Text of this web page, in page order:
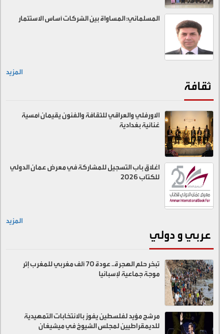
المسلماني: المساواة بين الشركات أساس الاستثمار
المزيد
ثقافة
الاورفلي والعراقي للثقافة والفنون يقيمان أمسية
غنائية بغدادية
اغلاق باب التسجيل للمشاركة في معرض عمان الدولي
للكتاب 2026
المزيد
عربي و دولي
تبخر حلم الهجرة.. عودة 70 ألف مغربي للمغرب إثر
موجة جماعية لإسبانيا
مرشح مؤيد لفلسطين يفوز بالانتخابات التمهيدية
للديمقراطيين لمجلس الشيوخ في ميشيغان